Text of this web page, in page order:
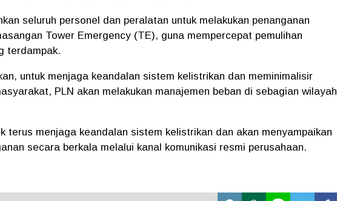
seluruh personel dan peralatan untuk melakukan penanganan
Tower Emergency (TE), guna mempercepat pemulihan
terdampak.
untuk menjaga keandalan sistem kelistrikan dan meminimalisir
PLN akan melakukan manajemen beban di sebagian wilayah
terus menjaga keandalan sistem kelistrikan dan akan menyampaikan
secara berkala melalui kanal komunikasi resmi perusahaan.